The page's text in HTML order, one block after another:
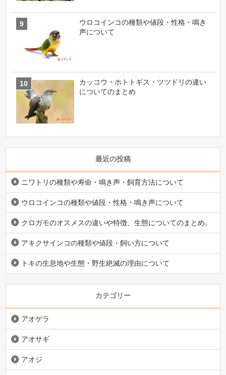
ウロコインコの種類や値段・性格・鳴き
声について
カッコウ・ホトトギス・ツツドリの違い
についてのまとめ
最近の投稿
ニワトリの種類や寿命・鳴き声・飼育方法について
ウロコインコの種類や値段・性格・鳴き声について
クロガモのオスメスの違いや特徴、生態についてのまとめ。
アキクサインコの種類や値段・飼い方について
トキの生息地や生態・野生絶滅の理由について
カテゴリー
アオゲラ
アオサギ
アオジ